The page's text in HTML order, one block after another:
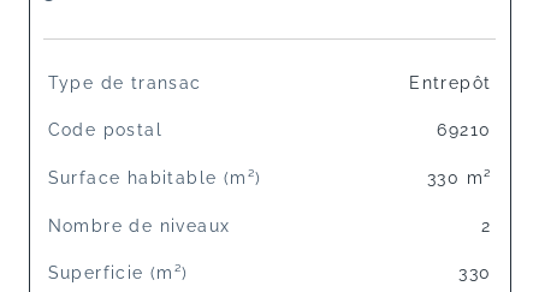
TRAD_SIROCCO_Caracteristique
Type de transac Entrepôt
Code postal 69210
Surface habitable (m²) 330 m²
Nombre de niveaux 2
Superficie (m²) 330